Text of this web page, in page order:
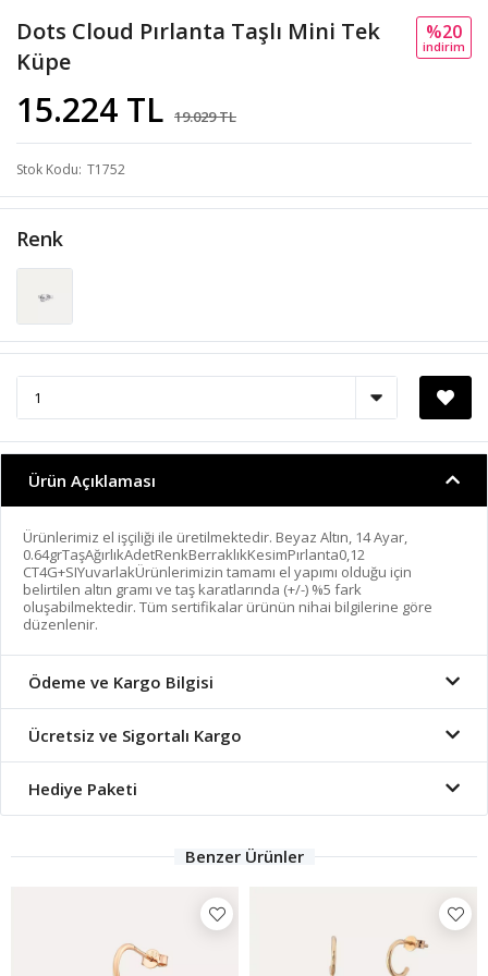
Dots Cloud Pırlanta Taşlı Mini Tek
Küpe
15.224 TL 19.029 TL
%20
i̇ndi̇ri̇m
Stok Kodu T1752
Renk
Ürün Açıklaması
Ürünlerimiz el işçiliği ile üretilmektedir. Beyaz Altın, 14 Ayar,
0.64grTaşAğırlıkAdetRenkBerraklıkKesimPırlanta0,12
CT4G+SIYuvarlakÜrünlerimizin tamamı el yapımı olduğu için
belirtilen altın gramı ve taş karatlarında (+/-) %5 fark
oluşabilmektedir. Tüm sertifikalar ürünün nihai bilgilerine göre
düzenlenir.
Ödeme ve Kargo Bilgisi
Ücretsiz ve Sigortalı Kargo
Hediye Paketi
Benzer Ürünler